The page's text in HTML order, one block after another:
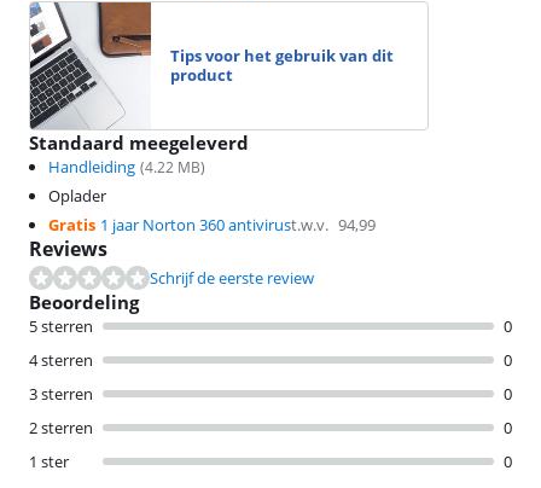
Tips voor het gebruik van dit
product
Standaard meegeleverd
Handleiding (4.22 MB)
Oplader
Gratis 1 jaar Norton 360 antivirust.w.v. 94,99
Reviews
Schrijf de eerste review
Beoordeling
5 sterren
0
4 sterren
0
3 sterren
0
2 sterren
0
1 ster
0